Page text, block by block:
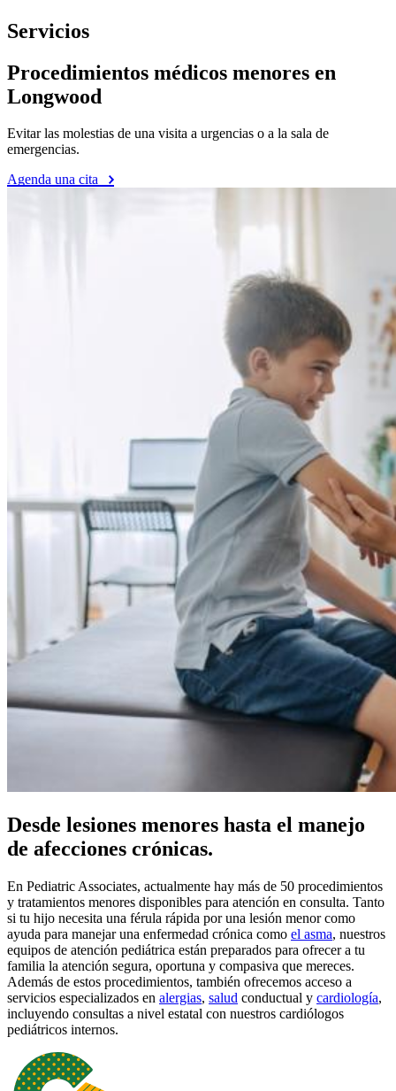
Servicios
Procedimientos médicos menores en
Longwood
Evitar las molestias de una visita a urgencias o a la sala de
emergencias.
Agenda una cita
Desde lesiones menores hasta el manejo
de afecciones crónicas.
En Pediatric Associates, actualmente hay más de 50 procedimientos
y tratamientos menores disponibles para atención en consulta. Tanto
si tu hijo necesita una férula rápida por una lesión menor como
ayuda para manejar una enfermedad crónica como el asma, nuestros
equipos de atención pediátrica están preparados para ofrecer a tu
familia la atención segura, oportuna y compasiva que mereces.
Además de estos procedimientos, también ofrecemos acceso a
servicios especializados en alergias, salud conductual y cardiología,
incluyendo consultas a nivel estatal con nuestros cardiólogos
pediátricos internos.